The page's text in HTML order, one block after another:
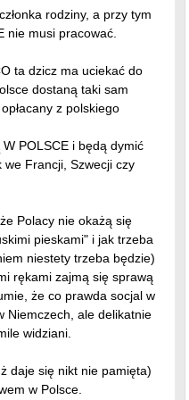
rodziny, a przy tym
nie musi pracować.
ta dzicz ma uciekać do
dostaną taki sam
z polskiego
POLSCE i będą dymić
we Francji, Szwecji czy
Polacy nie okażą się
pieskami" i jak trzeba
niestety trzeba będzie)
rękami zajmą się sprawą
że co prawda socjal w
Niemczech, ale delikatnie
widziani.
daje się nikt nie pamięta)
w Polsce.